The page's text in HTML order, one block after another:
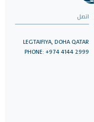
اتصل
LEGTAIFIYA, DOHA QATAR
PHONE: +974 4144 2999